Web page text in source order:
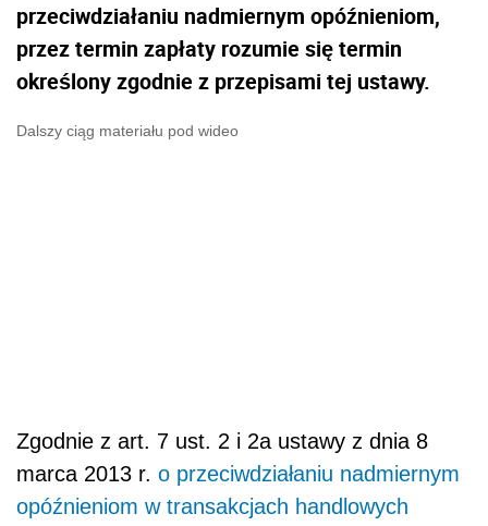
przeciwdziałaniu nadmiernym opóźnieniom,
przez termin zapłaty rozumie się termin
określony zgodnie z przepisami tej ustawy.
Dalszy ciąg materiału pod wideo
Zgodnie z art. 7 ust. 2 i 2a ustawy z dnia 8
marca 2013 r. o przeciwdziałaniu nadmiernym
opóźnieniom w transakcjach handlowych